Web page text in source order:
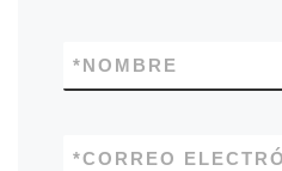
NOMBRE
*
CORREO
*